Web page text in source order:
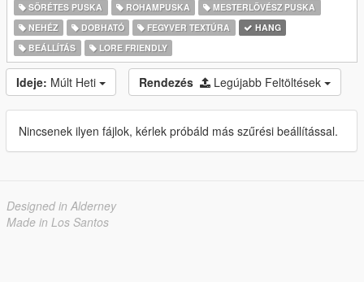
SÖRÉTES PUSKA
ROHAMPUSKA
MESTERLÖVÉSZ PUSKA
NEHÉZ
DOBHATÓ FEGYVER TEXTÚRA
HANG
BEÁLLÍTÁS
LORE FRIENDLY
Ideje: Múlt Heti Rendezés Legújabb Feltöltések
Nincsenek ilyen fájlok, kérlek próbáld más szűrési beállítással.
Designed in Alderney
Made in Los Santos